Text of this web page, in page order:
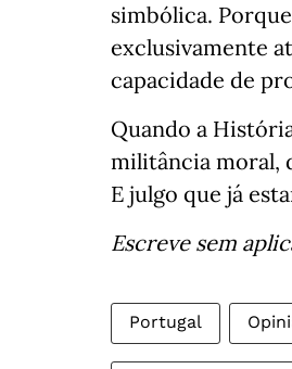
simbólica.
exclusivamente
capacidade de
Quando a
militância moral,
E julgo que já
Escreve sem
Portugal